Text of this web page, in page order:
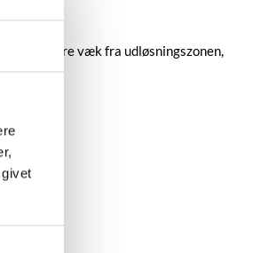
og fingre væk fra udløsningszonen,